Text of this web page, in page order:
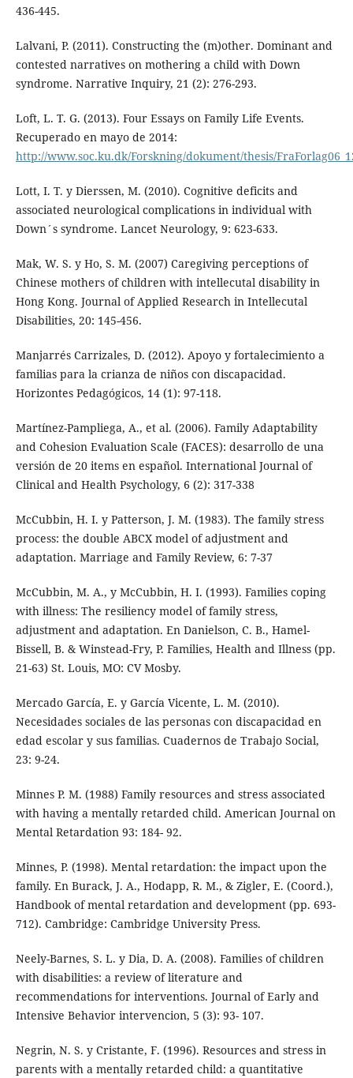
436-445.
Lalvani, P. (2011). Constructing the (m)other. Dominant and
contested narratives on mothering a child with Down
syndrome. Narrative Inquiry, 21 (2): 276-293.
Loft, L. T. G. (2013). Four Essays on Family Life Events.
Recuperado en mayo de 2014:
http://www.soc.ku.dk/Forskning/dokument/thesis/
Lott, I. T. y Dierssen, M. (2010). Cognitive deficits and
associated neurological complications in individual with
Down´s syndrome. Lancet Neurology, 9: 623-633.
Mak, W. S. y Ho, S. M. (2007) Caregiving perceptions of
Chinese mothers of children with intellecutal disability in
Hong Kong. Journal of Applied Research in Intellecutal
Disabilities, 20: 145-456.
Manjarrés Carrizales, D. (2012). Apoyo y fortalecimiento a
familias para la crianza de niños con discapacidad.
Horizontes Pedagógicos, 14 (1): 97-118.
Martínez-Pampliega, A., et al. (2006). Family Adaptability
and Cohesion Evaluation Scale (FACES): desarrollo de una
versión de 20 items en español. International Journal of
Clinical and Health Psychology, 6 (2): 317-338
McCubbin, H. I. y Patterson, J. M. (1983). The family stress
process: the double ABCX model of adjustment and
adaptation. Marriage and Family Review, 6: 7-37
McCubbin, M. A., y McCubbin, H. I. (1993). Families coping
with illness: The resiliency model of family stress,
adjustment and adaptation. En Danielson, C. B., Hamel-
Bissell, B. & Winstead-Fry, P. Families, Health and Illness (pp.
21-63) St. Louis, MO: CV Mosby.
Mercado García, E. y García Vicente, L. M. (2010).
Necesidades sociales de las personas con discapacidad en
edad escolar y sus familias. Cuadernos de Trabajo Social,
23: 9-24.
Minnes P. M. (1988) Family resources and stress associated
with having a mentally retarded child. American Journal on
Mental Retardation 93: 184- 92.
Minnes, P. (1998). Mental retardation: the impact upon the
family. En Burack, J. A., Hodapp, R. M., & Zigler, E. (Coord.),
Handbook of mental retardation and development (pp. 693-
712). Cambridge: Cambridge University Press.
Neely-Barnes, S. L. y Dia, D. A. (2008). Families of children
with disabilities: a review of literature and
recommendations for interventions. Journal of Early and
Intensive Behavior intervencion, 5 (3): 93- 107.
Negrin, N. S. y Cristante, F. (1996). Resources and stress in
parents with a mentally retarded child: a quantitative